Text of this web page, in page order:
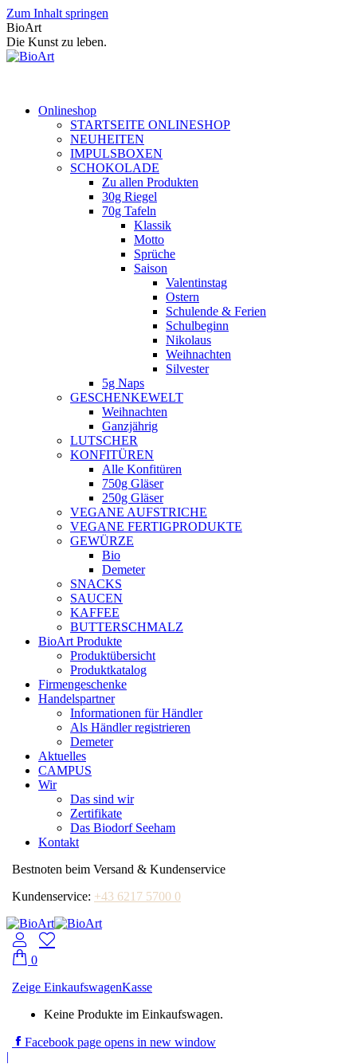
Zum Inhalt springen
BioArt
Die Kunst zu leben.
Onlineshop
STARTSEITE ONLINESHOP
NEUHEITEN
IMPULSBOXEN
SCHOKOLADE
Zu allen Produkten
30g Riegel
70g Tafeln
Klassik
Motto
Sprüche
Saison
Valentinstag
Ostern
Schulende & Ferien
Schulbeginn
Nikolaus
Weihnachten
Silvester
5g Naps
GESCHENKEWELT
Weihnachten
Ganzjährig
LUTSCHER
KONFITÜREN
Alle Konfitüren
750g Gläser
250g Gläser
VEGANE AUFSTRICHE
VEGANE FERTIGPRODUKTE
GEWÜRZE
Bio
Demeter
SNACKS
SAUCEN
KAFFEE
BUTTERSCHMALZ
BioArt Produkte
Produktübersicht
Produktkatalog
Firmengeschenke
Handelspartner
Informationen für Händler
Als Händler registrieren
Demeter
Aktuelles
CAMPUS
Wir
Das sind wir
Zertifikate
Das Biodorf Seeham
Kontakt
Bestnoten beim Versand & Kundenservice
Kundenservice: +43 6217 5700 0
0
Zeige EinkaufswagenKasse
Keine Produkte im Einkaufswagen.
Facebook page opens in new window
|